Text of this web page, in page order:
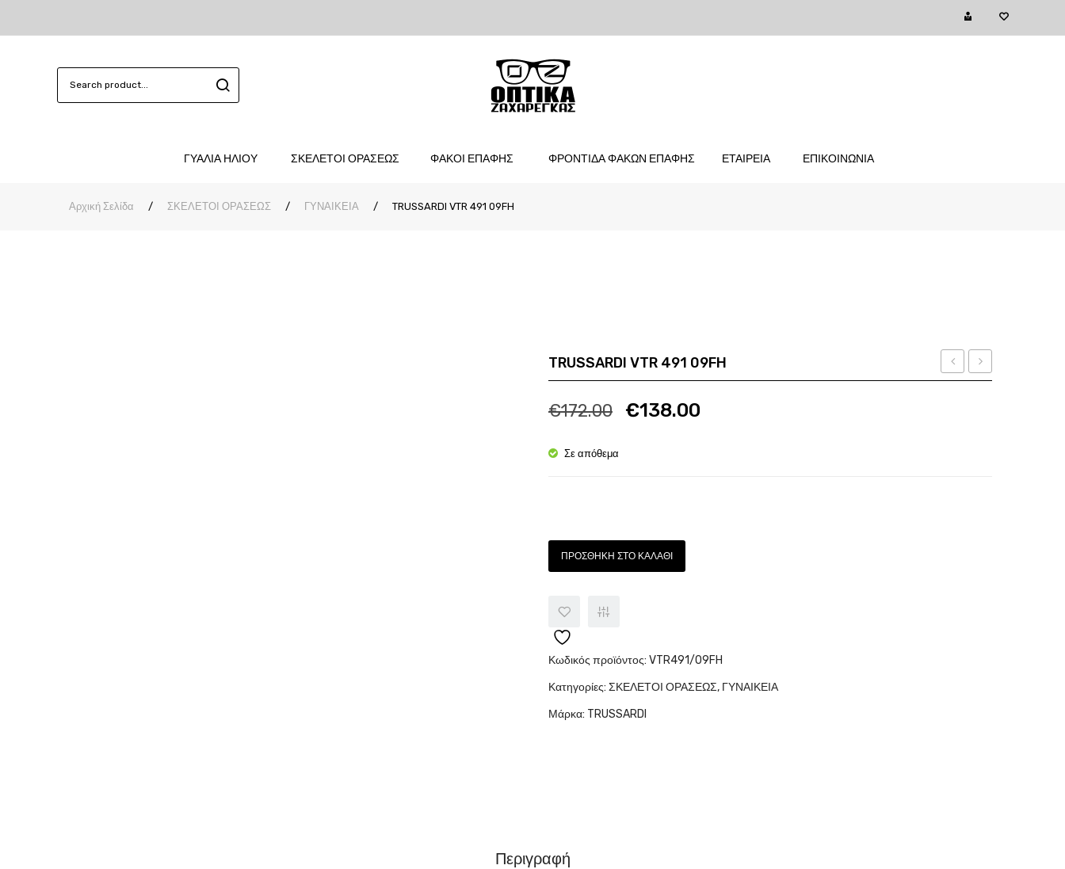
ΓΥΑΛΙΑ ΗΛΙΟΥ ΣΚΕΛΕΤΟΙ ΟΡΑΣΕΩΣ ΦΑΚΟΙ ΕΠΑΦΗΣ ΦΡΟΝΤΙΔΑ ΦΑΚΩΝ ΕΠΑΦΗΣ ΕΤΑΙΡΕΙΑ ΕΠΙΚΟΙΝΩΝΙΑ
Αρχική Σελίδα / ΣΚΕΛΕΤΟΙ ΟΡΑΣΕΩΣ / ΓΥΝΑΙΚΕΙΑ / TRUSSARDI VTR 491 09FH
LEWISVO
TRUSSARDI VTR 491 09FH
€172.00 Ποσότητα
€138.00
Σε απόθεμα
ΠΡΟΣΘΉΚΗ ΣΤΟ ΚΑΛΆΘΙ
Κωδικός προϊόντος: VTR491/09FH
Κατηγορίες: ΣΚΕΛΕΤΟΙ ΟΡΑΣΕΩΣ, ΓΥΝΑΙΚΕΙΑ
Μάρκα: TRUSSARDI
Περιγραφή